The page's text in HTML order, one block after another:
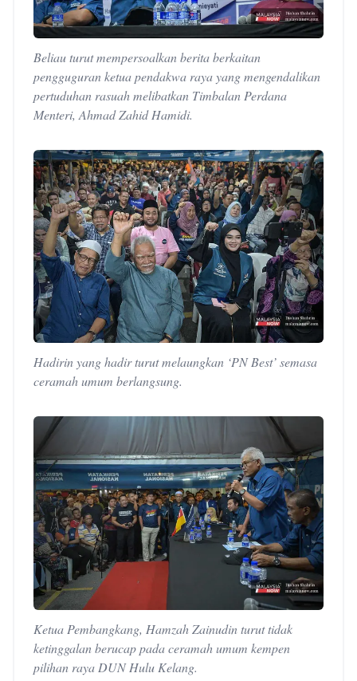
Beliau turut mempersoalkan berita berkaitan
pengguguran ketua pendakwa raya yang mengendalikan
pertuduhan rasuah melibatkan Timbalan Perdana
Menteri, Ahmad Zahid Hamidi.
Hadirin yang hadir turut melaungkan ‘PN Best’ semasa
ceramah umum berlangsung.
Ketua Pembangkang, Hamzah Zainudin turut tidak
ketinggalan berucap pada ceramah umum kempen
pilihan raya DUN Hulu Kelang.